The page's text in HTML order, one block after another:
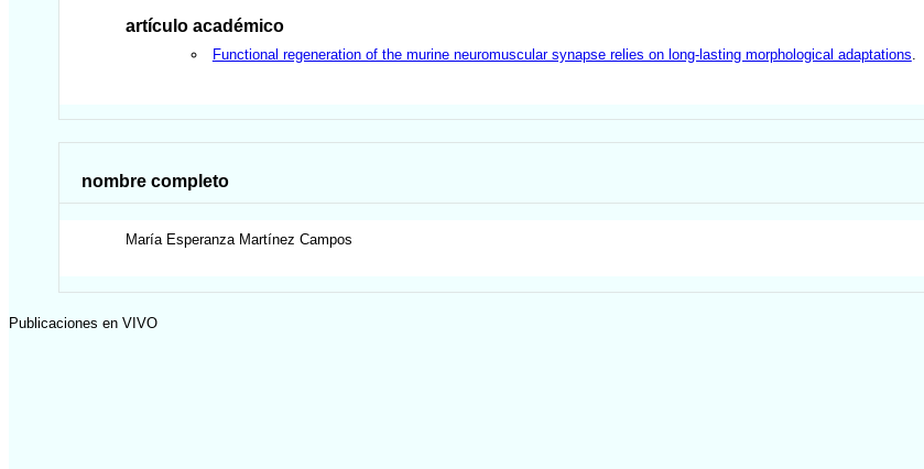
artículo académico
Functional regeneration of the murine neuromuscular synapse relies on long-lasting morphological adaptations
nombre completo
María Esperanza Martínez Campos
Publicaciones en VIVO